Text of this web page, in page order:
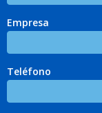
Empresa
Teléfono